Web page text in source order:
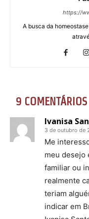
https://
A busca da
9 COMENTÁRIOS
Ivanisa
3 de outubro de
Me
meu desejo
familiar ou
realmente
teriam
indicar em